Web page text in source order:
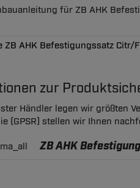
für ZB AHK
AHK Befestigungssatz Citr/
zur
Händler legen wir größten
(GPSR) stellen wir Ihnen
ZB AHK